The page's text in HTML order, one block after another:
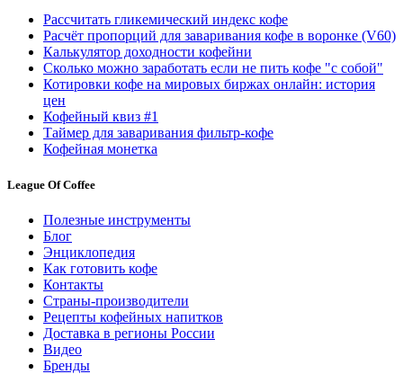
Рассчитать гликемический индекс кофе
Расчёт пропорций для заваривания кофе в воронке (V60)
Калькулятор доходности кофейни
Сколько можно заработать если не пить кофе "с собой"
Котировки кофе на мировых биржах онлайн: история
цен
Кофейный квиз #1
Таймер для заваривания фильтр-кофе
Кофейная монетка
League Of Coffee
Полезные инструменты
Блог
Энциклопедия
Как готовить кофе
Контакты
Страны-производители
Рецепты кофейных напитков
Доставка в регионы России
Видео
Бренды